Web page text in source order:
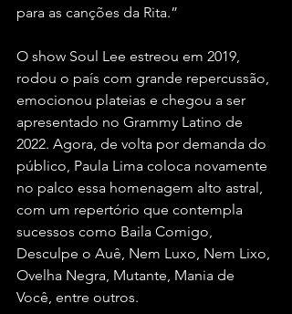
para as canções da Rita.”
O show Soul Lee estreou em 2019,
rodou o país com grande repercussão,
emocionou plateias e chegou a ser
apresentado no Grammy Latino de
2022. Agora, de volta por demanda do
público, Paula Lima coloca novamente
no palco essa homenagem alto astral,
com um repertório que contempla
sucessos como Baila Comigo,
Desculpe o Auê, Nem Luxo, Nem Lixo,
Ovelha Negra, Mutante, Mania de
Você, entre outros.